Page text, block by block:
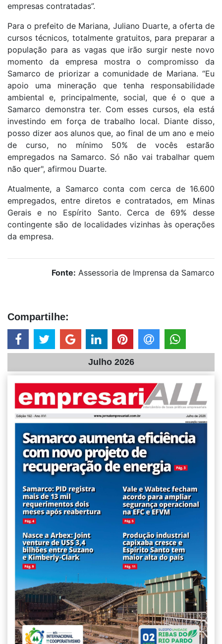
empresas contratadas”.
Para o prefeito de Mariana, Juliano Duarte, a oferta de
cursos técnicos, totalmente gratuitos, para preparar a
população para as vagas que irão surgir neste novo
momento da empresa mostra o compromisso da
Samarco de priorizar a comunidade de Mariana. “Eu
apoio uma mineração que tenha responsabilidade
ambiental e, principalmente, social, que é o que a
Samarco demonstra ter. Com esses cursos, ela está
investindo em força de trabalho local. Diante disso,
posso dizer aos alunos que, ao final de um ano e meio
de curso, no mínimo 50% de vocês estarão
empregados na Samarco. Só não vai trabalhar quem
não quer", afirmou Duarte.
Atualmente, a Samarco conta com cerca de 16.600
empregados, entre diretos e contratados, em Minas
Gerais e no Espírito Santo. Cerca de 69% desse
contingente são de localidades vizinhas às operações
da empresa.
Fonte: Assessoria de Imprensa da Samarco
Compartilhe:
Julho 2026